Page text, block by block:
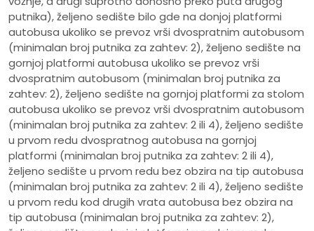
putnika), željeno sedište bilo gde na donjoj platformi
autobusa ukoliko se prevoz vrši dvospratnim autobusom
(minimalan broj putnika za zahtev: 2), željeno sedište na
gornjoj platformi autobusa ukoliko se prevoz vrši
dvospratnim autobusom (minimalan broj putnika za
zahtev: 2), željeno sedište na gornjoj platformi za stolom
autobusa ukoliko se prevoz vrši dvospratnim autobusom
(minimalan broj putnika za zahtev: 2 ili 4), željeno sedište
u prvom redu dvospratnog autobusa na gornjoj
platformi (minimalan broj putnika za zahtev: 2 ili 4),
željeno sedište u prvom redu bez obzira na tip autobusa
(minimalan broj putnika za zahtev: 2 ili 4), željeno sedište
u prvom redu kod drugih vrata autobusa bez obzira na
tip autobusa (minimalan broj putnika za zahtev: 2),